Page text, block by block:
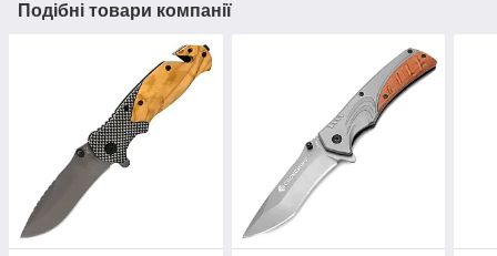
Подібні товари компанії